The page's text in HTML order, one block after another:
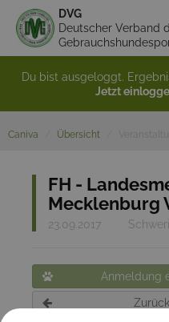
DVG
Deutscher Verband
Du bist ausgeloggt.
Jetzt
Caniva Übersicht
FH -
Mecklenburg
23.09.2017
Anmeldung